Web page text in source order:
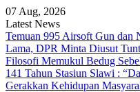
Skip
to
content
07 Aug, 2026
Latest News
Temuan 995 Airsoft Gun dan
Lama, DPR Minta Diusut
Filosofi Memukul Bedug
141 Tahun Stasiun Slawi :
Gerakkan Kehidupan